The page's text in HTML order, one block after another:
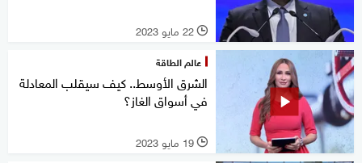
l 22 مايو 2023
عالم الطاقة
الشرق الأوسط.. كيف سيقلب المعادلة
في أسواق الغاز؟
l 19 مايو 2023